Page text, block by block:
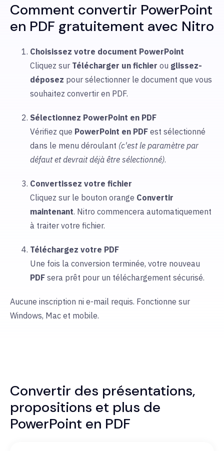
Comment convertir PowerPoint
en PDF gratuitement avec Nitro
Choisissez votre document PowerPoint
Cliquez sur Télécharger un fichier ou glissez-
déposez pour sélectionner le document que vous
souhaitez convertir en PDF.
Sélectionnez PowerPoint en PDF
Vérifiez que PowerPoint en PDF est sélectionné
dans le menu déroulant (c'est le paramètre par
défaut et devrait déjà être sélectionné).
Convertissez votre fichier
Cliquez sur le bouton orange Convertir
maintenant. Nitro commencera automatiquement
à traiter votre fichier.
Téléchargez votre PDF
Une fois la conversion terminée, votre nouveau
PDF sera prêt pour un téléchargement sécurisé.
Aucune inscription ni e-mail requis. Fonctionne sur
Windows, Mac et mobile.
Convertir des présentations,
propositions et plus de
PowerPoint en PDF